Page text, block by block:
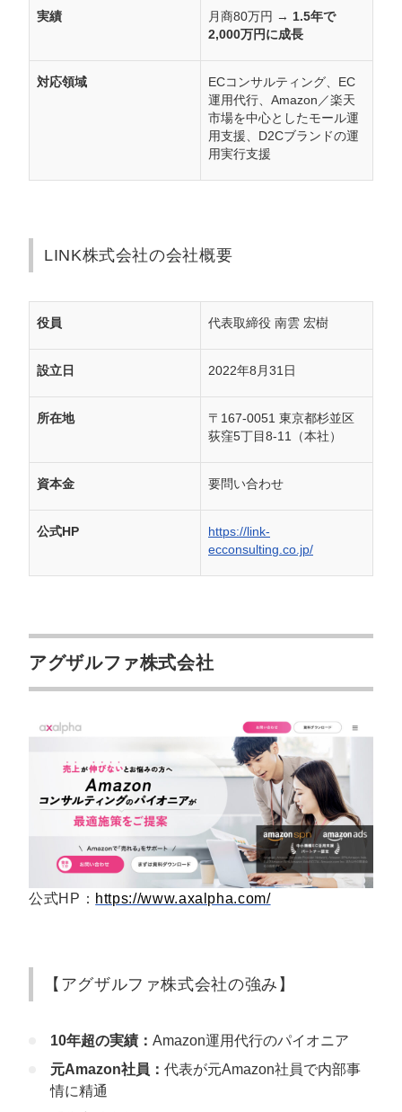
実績 月商80万円 → 1.5年で
2,000万円に成長
対応領域
ECコンサルティング、EC
運用代行、Amazon／楽天
市場を中心としたモール運
用支援、D2Cブランドの運
用実行支援
LINK株式会社の会社概要
役員 代表取締役 南雲 宏樹
設立日 2022年8月31日
所在地
〒167-0051 東京都杉並区
荻窪5丁目8-11（本社）
資本金 要問い合わせ
公式HP
https://link-
ecconsulting.co.jp/
アグザルファ株式会社
公式HP： https://www.axalpha.com/
【アグザルファ株式会社の強み】
10年超の実績： Amazon運用代行のパイオニア
元Amazon社員： 代表が元Amazon社員で内部事
情に精通